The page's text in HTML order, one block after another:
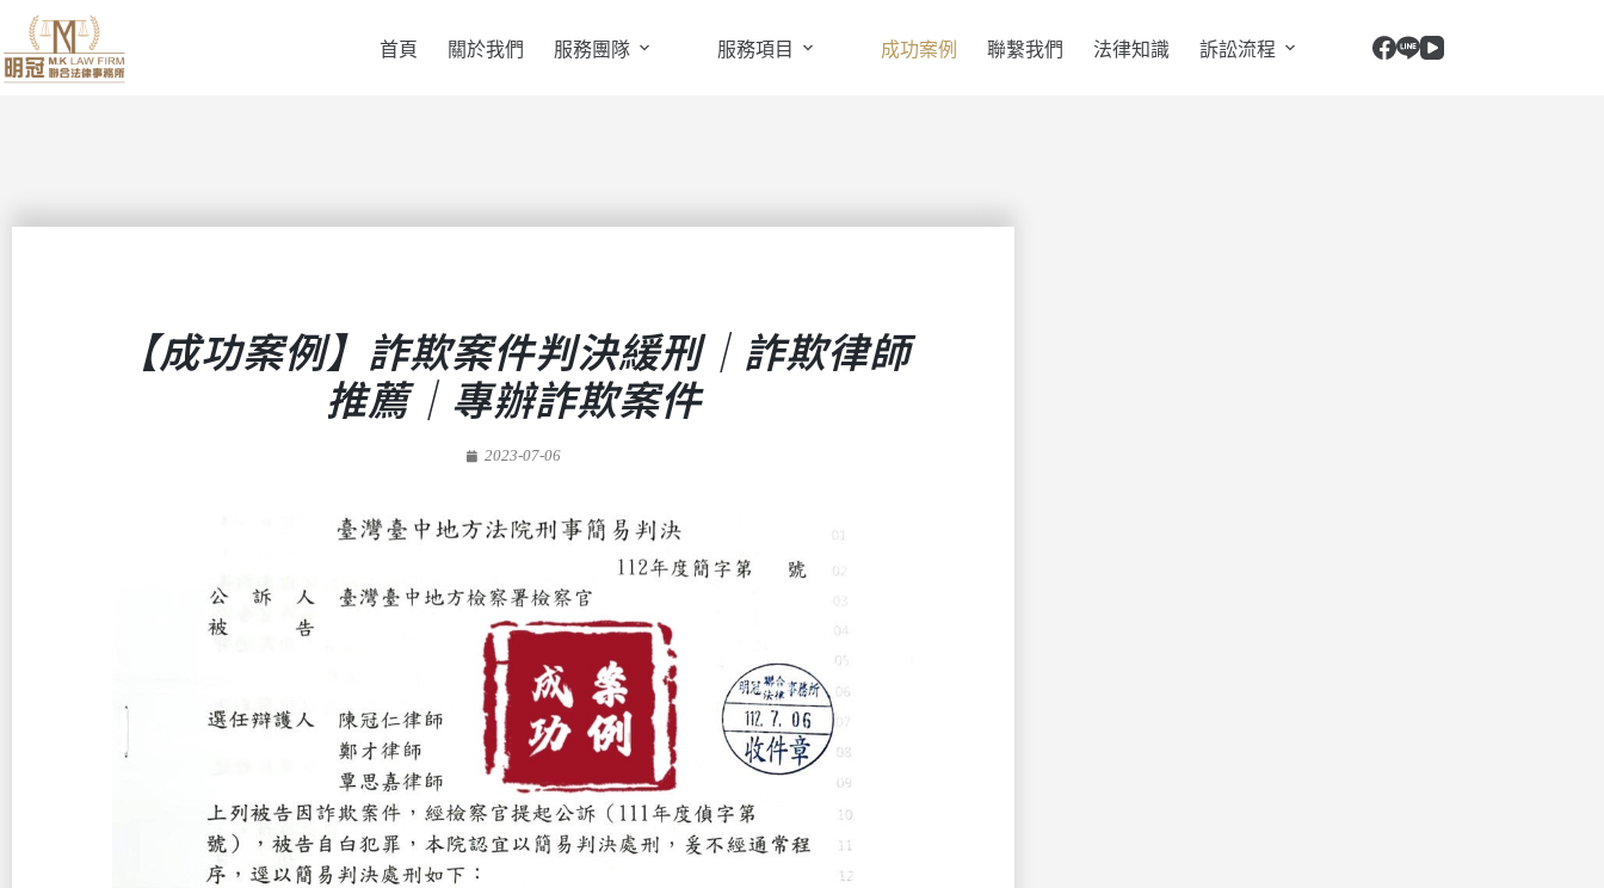
首頁 關於我們 服務團隊 服務項目 成功案例 聯繫我們 法律知識 訴訟流程
【成功案例】詐欺案件判決緩刑｜詐欺律師
推薦｜專辦詐欺案件
2023-07-06